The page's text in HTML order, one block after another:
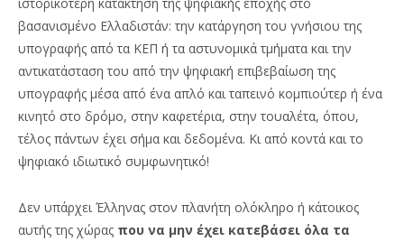
βασανισμένο Ελλαδιστάν: την κατάργηση του γνήσιου της
υπογραφής από τα ΚΕΠ ή τα αστυνομικά τμήματα και την
αντικατάσταση του από την ψηφιακή επιβεβαίωση της
υπογραφής μέσα από ένα απλό και ταπεινό κομπιούτερ ή ένα
κινητό στο δρόμο, στην καφετέρια, στην τουαλέτα, όπου,
τέλος πάντων έχει σήμα και δεδομένα. Κι από κοντά και το
ψηφιακό ιδιωτικό συμφωνητικό!
Δεν υπάρχει Έλληνας στον πλανήτη ολόκληρο ή κάτοικος
αυτής της χώρας που να μην έχει κατεβάσει όλα τα